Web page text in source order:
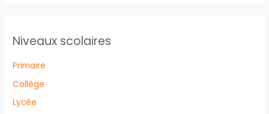
Niveaux scolaires
Primaire
Collège
Lycée